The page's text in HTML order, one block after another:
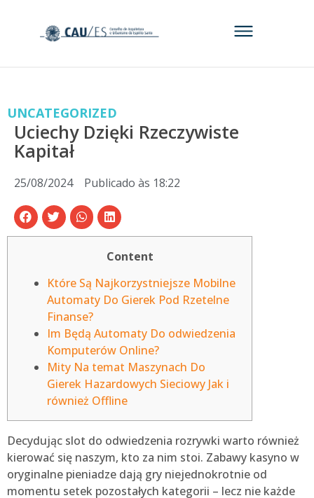
UNCATEGORIZED
Uciechy Dzięki Rzeczywiste
Kapitał
25/08/2024 Publicado às 18:22
Content
Które Są Najkorzystniejsze Mobilne
Automaty Do Gierek Pod Rzetelne
Finanse?
Im Będą Automaty Do odwiedzenia
Komputerów Online?
Mity Na temat Maszynach Do
Gierek Hazardowych Sieciowy Jak i
również Offline
Decydując slot do odwiedzenia rozrywki warto również
kierować się naszym, kto za nim stoi. Zabawy kasyno w
oryginalne pieniadze dają gry niejednokrotnie od
momentu setek pozostałych kategorii – lecz nie każde